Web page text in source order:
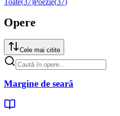
Opere
Cele mai citite
Margine de seară